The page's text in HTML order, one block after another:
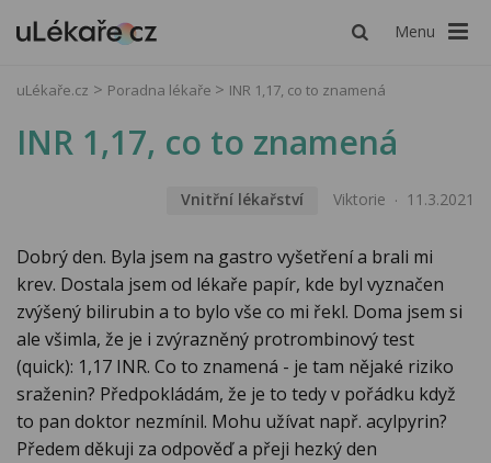
Menu
uLékaře.cz Poradna lékaře INR 1,17, co to znamená
INR 1,17, co to znamená
Vnitřní lékařství Viktorie 11.3.2021
Dobrý den. Byla jsem na gastro vyšetření a brali mi
krev. Dostala jsem od lékaře papír, kde byl vyznačen
zvýšený bilirubin a to bylo vše co mi řekl. Doma jsem si
ale všimla, že je i zvýrazněný protrombinový test
(quick): 1,17 INR. Co to znamená - je tam nějaké riziko
sraženin? Předpokládám, že je to tedy v pořádku když
to pan doktor nezmínil. Mohu užívat např. acylpyrin?
Předem děkuji za odpověď a přeji hezký den